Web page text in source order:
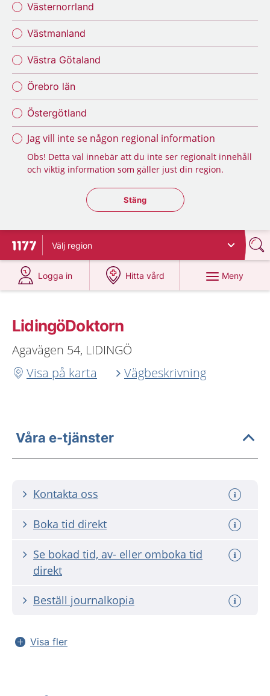
Västernorrland
Västmanland
Västra Götaland
Örebro län
Östergötland
Jag vill inte se någon regional information
Obs! Detta val innebär att du inte ser regionalt innehåll
och viktig information som gäller just din region.
Stäng regionsväljaren
Stäng
Till startsidan för 1177
Välj region
Logga in
på 1177.se
Hitta vård
på 1177.se
Meny
LidingöDoktorn
Agavägen 54, LIDINGÖ
Visa på karta
Vägbeskrivning
Våra e-tjänster
Kontakta oss
Boka tid direkt
Se bokad tid, av- eller omboka tid
direkt
Beställ journalkopia
Visa fler